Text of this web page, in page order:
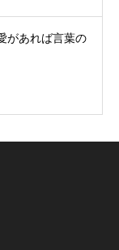
があれば言葉の